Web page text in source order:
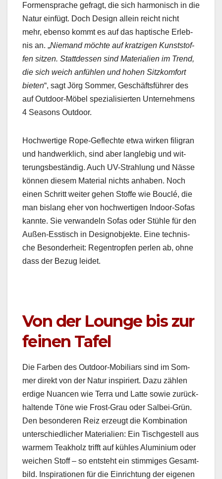
For­men­sprache gefragt, die sich har­monisch in die
Natur ein­fügt. Doch Design allein reicht nicht
mehr, eben­so kommt es auf das hap­tis­che Erleb­
nis an. „Nie­mand möchte auf kratzi­gen Kun­st­stof­
fen sitzen. Stattdessen sind Mate­ri­alien im Trend,
die sich weich anfühlen und hohen Sitzkom­fort
bieten“, sagt Jörg Som­mer, Geschäfts­führer des
auf Out­door-Möbel spezial­isierten Unternehmens
4 Sea­sons Out­door.
Hochw­er­tige Rope-Geflechte etwa wirken fil­igran
und handw­erk­lich, sind aber lan­glebig und wit­
terungs­beständig. Auch UV-Strahlung und Nässe
kön­nen diesem Mate­r­i­al nichts anhab­en. Noch
einen Schritt weit­er gehen Stoffe wie Bouclé, die
man bis­lang eher von hochw­er­ti­gen Indoor-Sofas
kan­nte. Sie ver­wan­deln Sofas oder Stüh­le für den
Außen-Esstisch in Desig­nob­jek­te. Eine tech­nis­
che Beson­der­heit: Regen­tropfen perlen ab, ohne
dass der Bezug lei­det.
Von der Lounge bis zur
feinen Tafel
Die Far­ben des Out­door-Mobil­iars sind im Som­
mer direkt von der Natur inspiri­ert. Dazu zählen
erdi­ge Nuan­cen wie Ter­ra und Lat­te sowie zurück­
hal­tende Töne wie Frost-Grau oder Sal­bei-Grün.
Den beson­deren Reiz erzeugt die Kom­bi­na­tion
unter­schiedlich­er Mate­ri­alien: Ein Tis­chgestell aus
warmem Teakholz trifft auf küh­les Alu­mini­um oder
weichen Stoff – so entste­ht ein stim­miges Gesamt­
bild. Inspi­ra­tio­nen für die Ein­rich­tung der eige­nen